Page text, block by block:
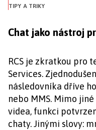
TIPY A TRIKY
Chat jako nástroj
RCS je zkratkou pro
Services.
následovníka dříve
nebo MMS. Mimo
videa, funkci
chaty. Jinými slovy: